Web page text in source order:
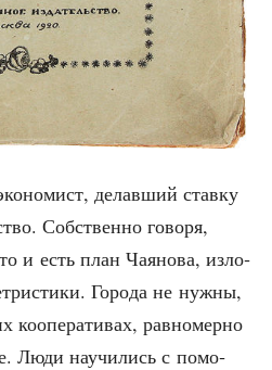
делав­ший став­ку
Соб­ствен­но гово­ря,
и есть план Чая­но­ва, изло­
Горо­да не нуж­ны,
коопе­ра­ти­вах, рав­но­мер­но
Люди научи­лись с помо­